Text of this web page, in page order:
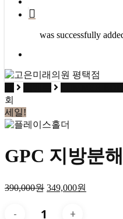
was successfully
회
세일!
GPC 지방분해
390,000원 349,000원
GPC